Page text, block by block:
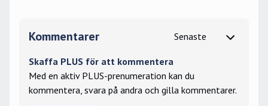
Kommentarer
Skaffa PLUS för att kommentera
Med en aktiv PLUS-prenumeration kan du
kommentera, svara på andra och gilla kommentarer.